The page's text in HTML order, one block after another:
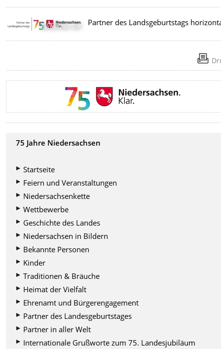
Bildrechte:StK Partner des Landsgeburtstags
75 Jahre Niedersachsen
Startseite
Feiern und Veranstaltungen
Niedersachsenkette
Wettbewerbe
Geschichte des Landes
Niedersachsen in Bildern
Bekannte Personen
Kinder
Traditionen & Bräuche
Heimat der Vielfalt
Ehrenamt und Bürgerengagement
Partner des Landesgeburtstages
Partner in aller Welt
Internationale Grußworte zum 75. Landesjubiläum